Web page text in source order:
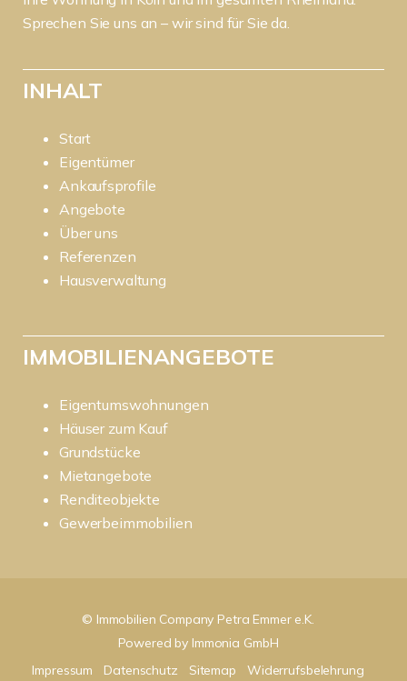
Sprechen Sie uns an – wir sind für Sie da.
INHALT
Start
Eigentümer
Ankaufsprofile
Angebote
Über uns
Referenzen
Hausverwaltung
IMMOBILIENANGEBOTE
Eigentumswohnungen
Häuser zum Kauf
Grundstücke
Mietangebote
Renditeobjekte
Gewerbeimmobilien
© Immobilien Company Petra Emmer e.K.
Powered by Immonia GmbH
Impressum
Datenschutz Sitemap Widerrufsbelehrung